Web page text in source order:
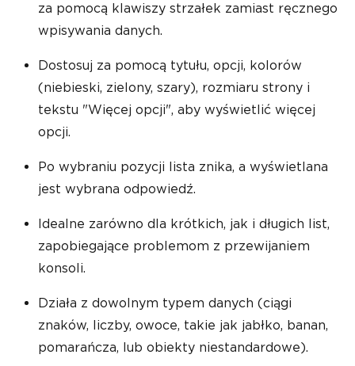
za pomocą klawiszy strzałek zamiast ręcznego
wpisywania danych.
Dostosuj za pomocą tytułu, opcji, kolorów
(niebieski, zielony, szary), rozmiaru strony i
tekstu "Więcej opcji", aby wyświetlić więcej
opcji.
Po wybraniu pozycji lista znika, a wyświetlana
jest wybrana odpowiedź.
Idealne zarówno dla krótkich, jak i długich list,
zapobiegające problemom z przewijaniem
konsoli.
Działa z dowolnym typem danych (ciągi
znaków, liczby, owoce, takie jak jabłko, banan,
pomarańcza, lub obiekty niestandardowe).